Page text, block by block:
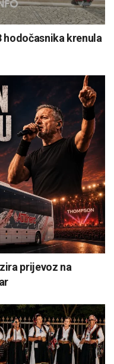
hodočasnika krenula
prijevoz na